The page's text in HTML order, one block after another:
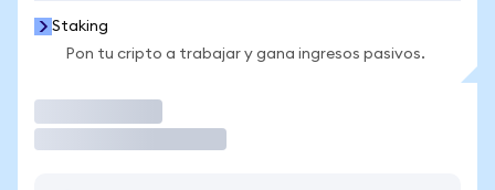
Staking
Pon tu cripto a trabajar y gana ingresos pasivos.